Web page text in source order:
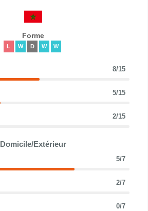
Forme
L W D W W
8/15
5/15
2/15
Domicile/Extérieur
5/7
2/7
0/7